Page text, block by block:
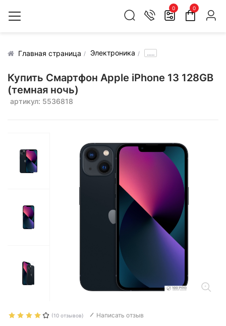
0 0
Главная страница Электроника .....
Купить Смартфон Apple iPhone 13 128GB
(темная ночь)
артикул: 5536818
(10 отзывов) Написать отзыв